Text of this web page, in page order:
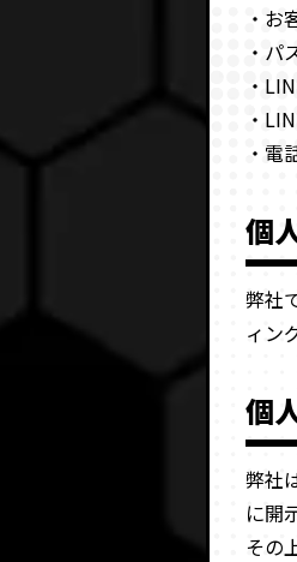
・お
・パ
・
・
・電
個
弊社
ィン
個
弊社
に開
その